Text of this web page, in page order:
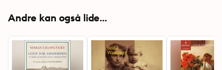
adfærd, gigantiske ambitioner, store triumfer og
hjerteskærende konflikter mellem generationer og
ægtefæller, sørgelige og grinagtige opgør og
sammenstød, bigami og dødelig jalousi, melodrama,
Andre kan også lide...